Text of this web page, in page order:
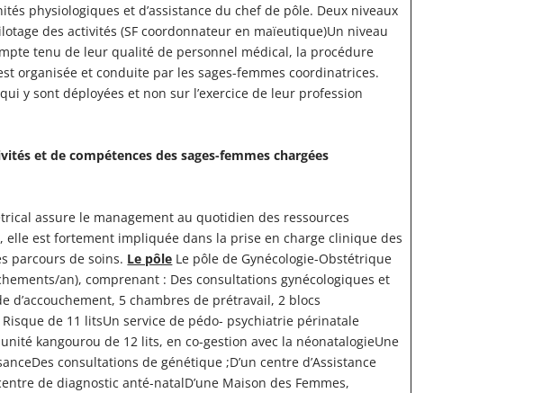
physiologiques et d’assistance du chef de pôle. Deux niveaux
des activités (SF coordonnateur en maïeutique)Un niveau
tenu de leur qualité de personnel médical, la procédure
organisée et conduite par les sages-femmes coordinatrices.
y sont déployées et non sur l’exercice de leur profession
et de compétences des sages-femmes chargées
assure le management au quotidien des ressources
est fortement impliquée dans la prise en charge clinique des
parcours de soins. Le pôle Le pôle de Gynécologie-Obstétrique
an), comprenant : Des consultations gynécologiques et
d’accouchement, 5 chambres de prétravail, 2 blocs
de 11 litsUn service de pédo- psychiatrie périnatale
kangourou de 12 lits, en co-gestion avec la néonatalogieUne
consultations de génétique ;D’un centre d’Assistance
de diagnostic anté-natalD’une Maison des Femmes,